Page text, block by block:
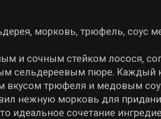
морковь, трюфель, соус
и сочным стейком лосося,
сельдереевым пюре. Каждый
вкусом трюфеля и медовым
нежную морковь для
идеальное сочетание